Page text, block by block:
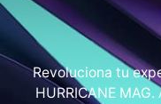
Revoluciona tu
HURRICANE